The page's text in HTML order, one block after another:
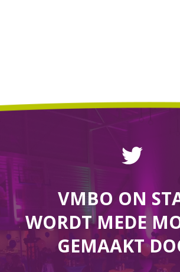
VMBO ON
WORDT MEDE
GEMAAKT